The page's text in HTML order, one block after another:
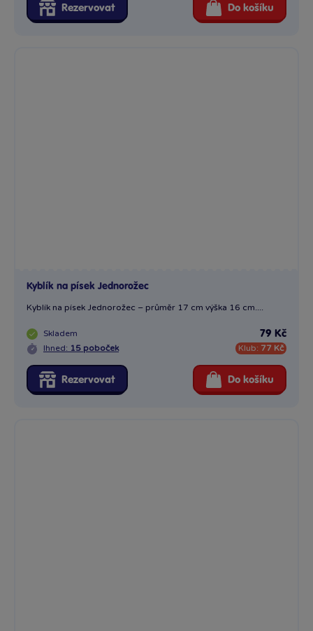
Rezervovat Do košíku
Kyblík na písek Jednorožec
Kyblík na písek Jednorožec – průměr 17 cm výška 16 cm....
Skladem
Ihned: 15 poboček
79 Kč
Klub: 77 Kč
Rezervovat Do košíku